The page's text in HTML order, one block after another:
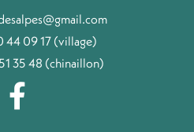
44 09 17 (village)
35 48 (chinaillon)